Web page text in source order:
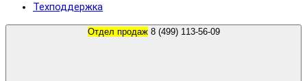
Техподдержка
Отдел продаж 8 (499) 113-56-09